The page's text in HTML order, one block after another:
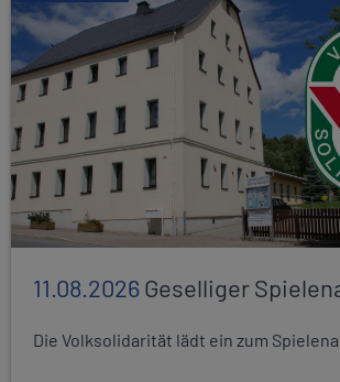
11.08.2026Geselliger
Die Volksolidarität lädt ein zum